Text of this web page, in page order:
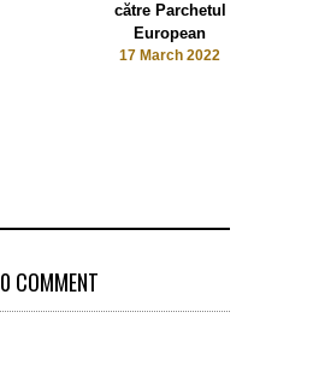
către Parchetul
European
17 March 2022
0 COMMENT